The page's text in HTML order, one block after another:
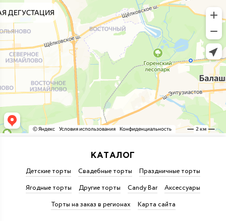
КАТАЛОГ
Детские торты Свадебные торты
Праздничные торты
Ягодные торты
Другие торты Candy Bar
Аксессуары
Торты на заказ в регионах
Карта сайта